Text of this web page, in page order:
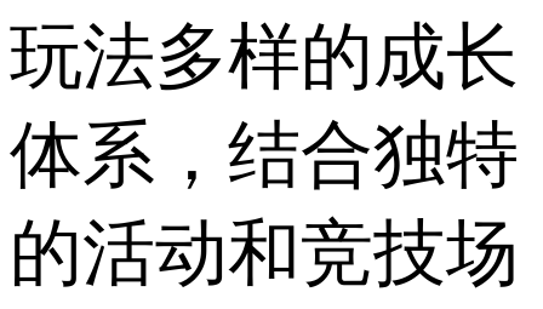
玩法多样的成长
体系，结合独特
的活动和竞技场